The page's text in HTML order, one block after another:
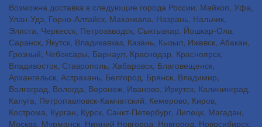
Возможна доставка в следующие города России: Майкоп, Уфа,
Улан-Удэ, Горно-Алтайск, Махачкала, Назрань, Нальчик,
Элиста, Черкесск, Петрозаводск, Сыктывкар, Йошкар-Ола,
Саранск, Якутск, Владикавказ, Казань, Кызыл, Ижевск, Абакан,
Грозный, Чебоксары, Барнаул, Краснодар, Красноярск,
Владивосток, Ставрополь, Хабаровск, Благовещенск,
Архангельск, Астрахань, Белгород, Брянск, Владимир,
Волгоград, Вологда, Воронеж, Иваново, Иркутск, Калининград,
Калуга, Петропавловск-Камчатский, Кемерово, Киров,
Кострома, Курган, Курск, Санкт-Петербург, Липецк, Магадан,
Москва, Мурманск, Нижний Новгород, Новгород, Новосибирск,